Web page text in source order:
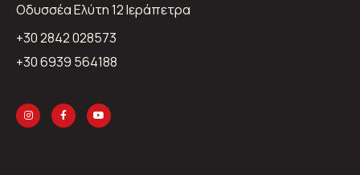
Oδυσσέα Ελύτη 12 Ιεράπετρα
+30 2842 028573
+30 6939 564188